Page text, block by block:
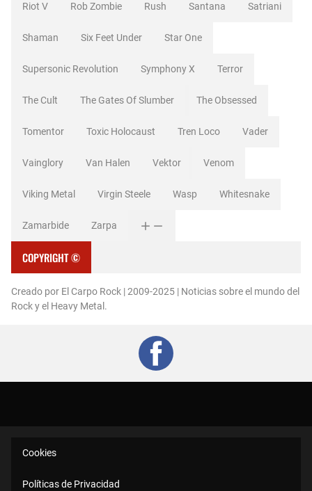
Riot V Rob Zombie Rush Santana Satriani
Shaman Six Feet Under Star One
Supersonic Revolution Symphony X Terror
The Cult The Gates Of Slumber The Obsessed
Tomentor Toxic Holocaust Tren Loco Vader
Vainglory Van Halen Vektor Venom
Viking Metal Virgin Steele Wasp Whitesnake
Zamarbide Zarpa
COPYRIGHT ©
Creado por El Carpo Rock | 2009-2025 | Noticias sobre el mundo del
Rock y el Heavy Metal.
Cookies
Políticas de Privacidad